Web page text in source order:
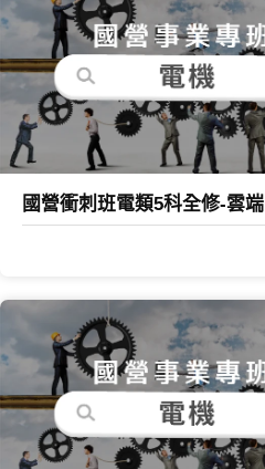
國營衝刺班電類5科全修-雲端